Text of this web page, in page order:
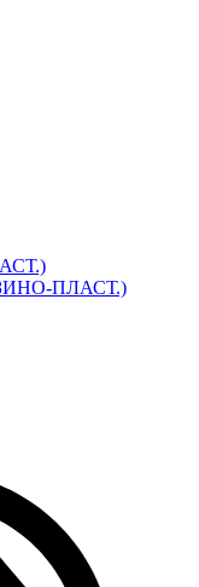
ПЛАСТ.)